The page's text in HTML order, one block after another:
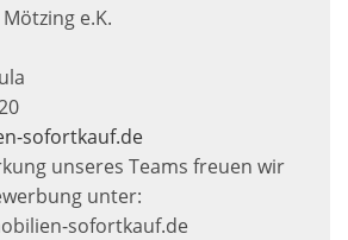
e.K.
sofortkauf.de
unseres Teams freuen wir
unter:
sofortkauf.de